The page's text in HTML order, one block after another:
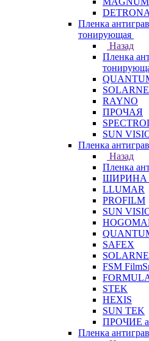
DETRONA
Пленка
тонирующая
Назад
Пленка
RAYNO
ПРОЧАЯ
SUN
Пленка
Назад
Пленка
ШИРИНА
LLUMAR
PROFILM
SUN
SAFEX
FSM
STEK
HEXIS
SUN TEK
ПРОЧИЕ
Пленка